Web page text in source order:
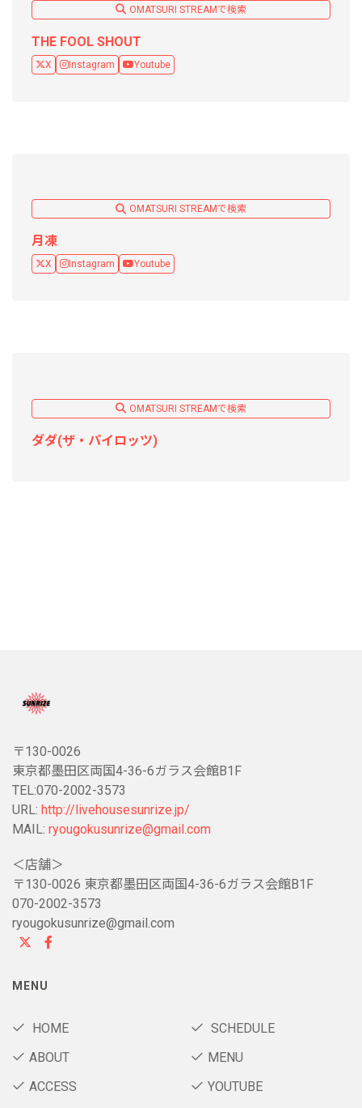
OMATSURI STREAMで検索
THE FOOL SHOUT
X Instagram Youtube
OMATSURI STREAMで検索
月凍
X Instagram Youtube
OMATSURI STREAMで検索
ダダ(ザ・パイロッツ)
〒130-0026
東京都墨田区両国4-36-6ガラス会館B1F
TEL:070-2002-3573
URL: http://livehousesunrize.jp/
MAIL: ryougokusunrize@gmail.com
＜店舗＞
〒130-0026 東京都墨田区両国4-36-6ガラス会館B1F
070-2002-3573
ryougokusunrize@gmail.com
MENU
HOME
SCHEDULE
ABOUT
MENU
ACCESS
YOUTUBE